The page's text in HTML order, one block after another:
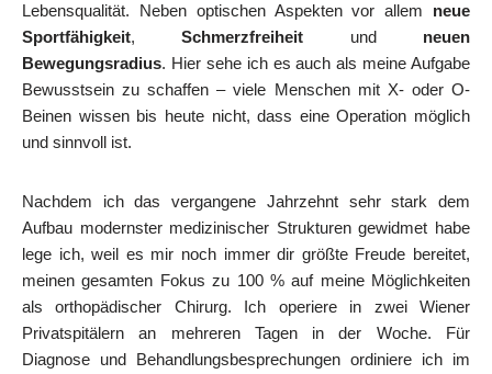
Lebensqualität. Neben optischen Aspekten vor allem neue
Sportfähigkeit,Schmerzfreiheit und neuen
Bewegungsradius. Hier sehe ich es auch als meine Aufgabe
Bewusstsein zu schaffen – viele Menschen mit X- oder O-
Beinen wissen bis heute nicht, dass eine Operation möglich
und sinnvoll ist.
Nachdem ich das vergangene Jahrzehnt sehr stark dem
Aufbau modernster medizinischer Strukturen gewidmet habe
lege ich, weil es mir noch immer dir größte Freude bereitet,
meinen gesamten Fokus zu 100 % auf meine Möglichkeiten
als orthopädischer Chirurg. Ich operiere in zwei Wiener
Privatspitälern an mehreren Tagen in der Woche. Für
Diagnose und Behandlungsbesprechungen ordiniere ich im